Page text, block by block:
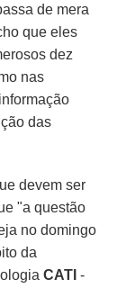
de mera
que eles
dez
nas
das
devem ser
"a questão
no domingo
da
CATI -